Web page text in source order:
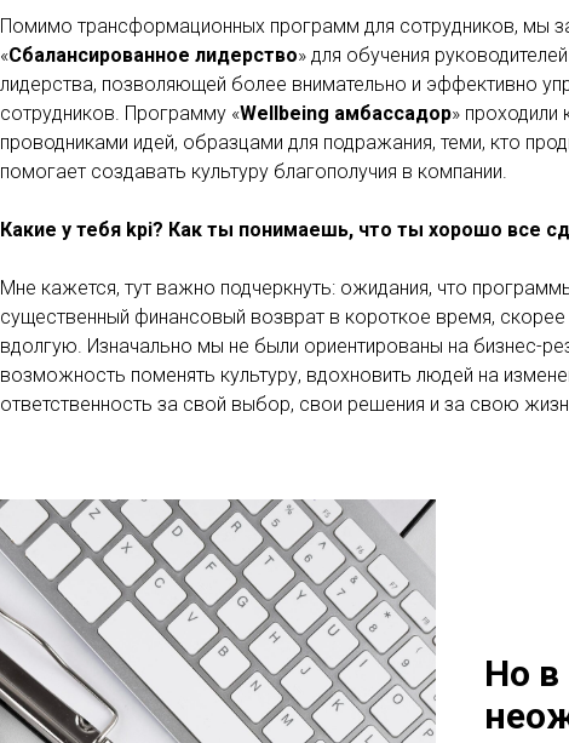
Помимо трансформационных программ для сотрудников, мы
«Сбалансированное лидерство» для обучения
лидерства, позволяющей более внимательно и эффективно
сотрудников. Программу «Wellbeing амбассадор» проходили
проводниками идей, образцами для подражания, теми, кто
помогает создавать культуру благополучия в компании.
Какие у тебя kpi? Как ты понимаешь, что ты хорошо все
Мне кажется, тут важно подчеркнуть: ожидания, что
существенный финансовый возврат в короткое время,
вдолгую. Изначально мы не были ориентированы на бизнес-
возможность поменять культуру, вдохновить людей на
ответственность за свой выбор, свои решения и за свою
Но в